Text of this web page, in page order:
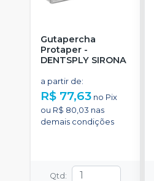
Gutapercha
Protaper -
DENTSPLY SIRONA
a partir de:
R$ 77,63 no Pix
ou R$ 80,03 nas
demais condições
Qtd: